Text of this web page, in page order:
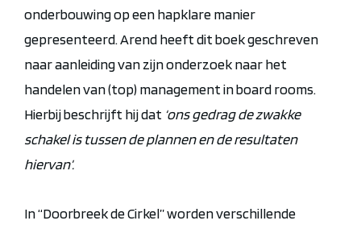
onderbouwing op een hapklare manier
gepresenteerd. Arend heeft dit boek geschreven
naar aanleiding van zijn onderzoek naar het
handelen van (top) management in board rooms.
Hierbij beschrijft hij dat ‘ons gedrag de zwakke
schakel is tussen de plannen en de resultaten
hiervan’.
In “Doorbreek de Cirkel” worden verschillende